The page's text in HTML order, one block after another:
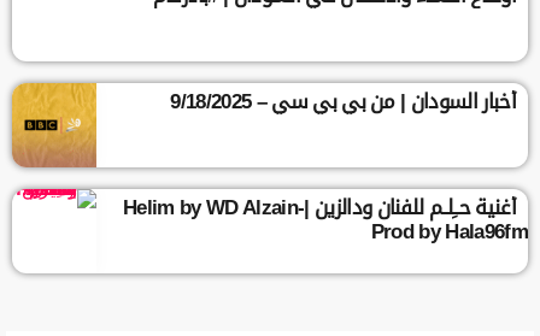
أخبار السودان | من بي بي سي – 9/18/2025
أغنية حــِلــم للفنان ودالزين |Helim by WD Alzain-
Prod by Hala96fm